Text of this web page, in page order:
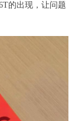
的出现，让问题